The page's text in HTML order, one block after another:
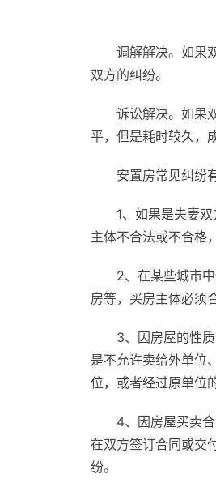
调解解决。如果
双方的纠纷。
诉讼解决。如果
平，但是耗时较久，
安置房常见纠纷
1、如果是夫妻
主体不合法或不合格
2、在某些城市
房等，买房主体必须
3、因房屋的性
是不允许卖给外单位
位，或者经过原单位
4、因房屋买卖
在双方签订合同或交
纷。